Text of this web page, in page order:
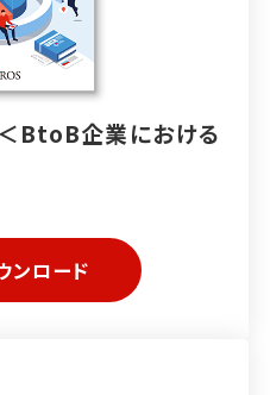
BtoB企業における
ンロード